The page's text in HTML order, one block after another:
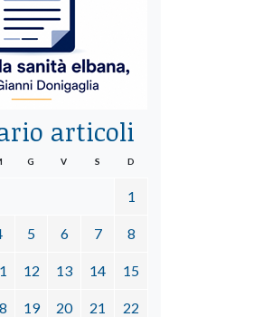
articoli
G V S D
1
5 6 7 8
12 13 14 15
19 20 21 22